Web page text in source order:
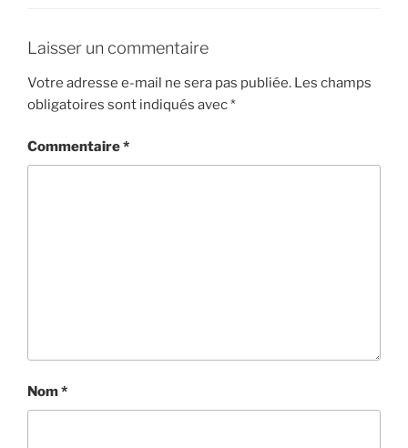
Laisser un commentaire
Votre adresse e-mail ne sera pas publiée. Les champs
obligatoires sont indiqués avec*
Commentaire*
Nom*